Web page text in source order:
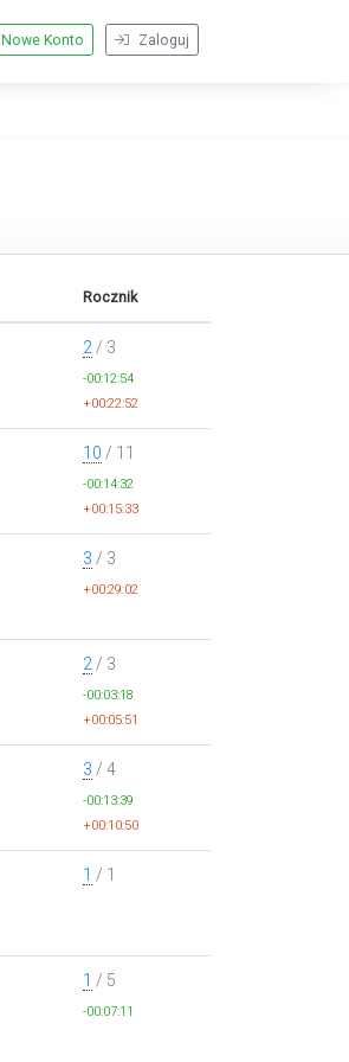
Zaloguj
Nowe Konto
Rocznik
2 / 3
-00:12:54
+00:22:52
10 / 11
-00:14:32
+00:15:33
3 / 3
+00:29:02
2 / 3
-00:03:18
+00:05:51
3 / 4
-00:13:39
+00:10:50
1 / 1
1 / 5
-00:07:11